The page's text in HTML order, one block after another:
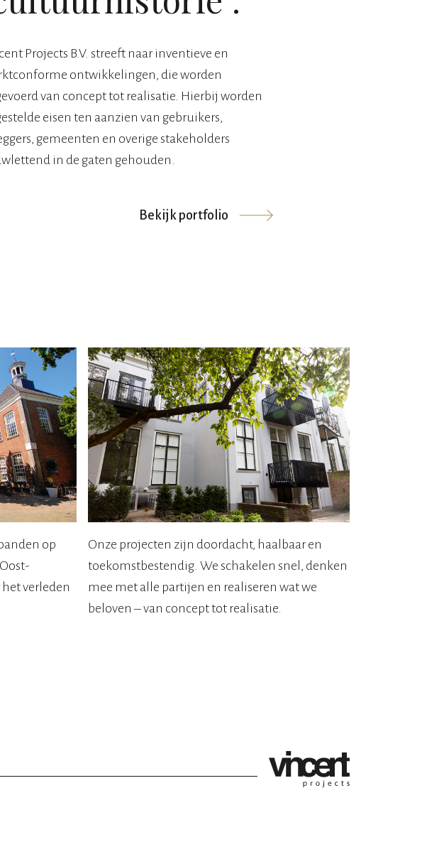
Projects B.V. streeft naar inventieve en
ontwikkelingen, die worden
van concept tot realisatie. Hierbij worden
eisen ten aanzien van gebruikers,
gemeenten en overige stakeholders
in de gaten gehouden.
Bekijk portfolio
op
verleden
Onze projecten zijn doordacht, haalbaar en
toekomstbestendig. We schakelen snel, denken
mee met alle partijen en realiseren wat we
beloven – van concept tot realisatie.